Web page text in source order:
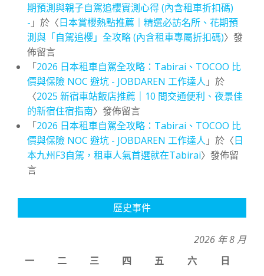
期預測與親子自駕追櫻實測心得 (內含租車折扣碼)
- 」於〈日本賞櫻熱點推薦｜精選必訪名所、花期預
測與「自駕追櫻」全攻略 (內含租車專屬折扣碼)〉發
佈留言
「2026 日本租車自駕全攻略：Tabirai、TOCOO 比
價與保險 NOC 避坑 - JOBDAREN 工作達人 」於
〈2025 新宿車站飯店推薦｜10 間交通便利、夜景佳
的新宿住宿指南〉發佈留言
「2026 日本租車自駕全攻略：Tabirai、TOCOO 比
價與保險 NOC 避坑 - JOBDAREN 工作達人 」於〈日
本九州F3自駕，租車人氣首選就在Tabirai〉發佈留
言
歷史事件
2026 年 8 月
一
二 三 四 五 六
日